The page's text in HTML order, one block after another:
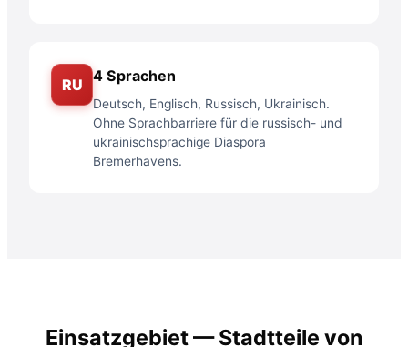
RU 4 Sprachen
Deutsch, Englisch, Russisch, Ukrainisch.
Ohne Sprachbarriere für die russisch- und
ukrainischsprachige Diaspora
Bremerhavens.
Einsatzgebiet — Stadtteile von